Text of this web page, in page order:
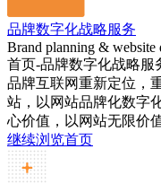
品牌数字化战略服务
Brand planning & website
首页-品牌数字化战略服
品牌互联网重新定位，
站，以网站品牌化数字
心价值，以网站无限价
继续浏览首页